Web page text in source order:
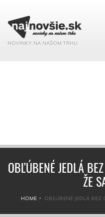
NOVINKY NA NAŠOM TRHU
OBĽÚBENÉ JEDLÁ
ŽE
HOME OBĽÚBENÉ JEDLÁ BEZ